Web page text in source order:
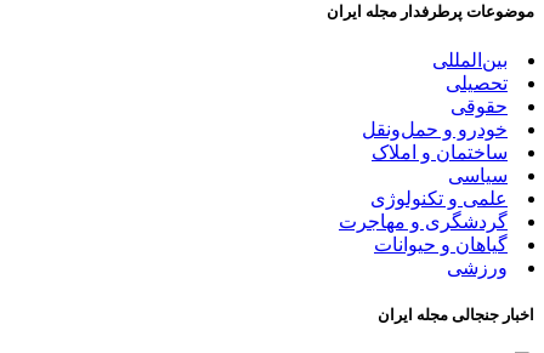
موضوعات پرطرفدار مجله ایران
بین‌المللی
تحصیلی
حقوقی
خودرو و حمل‌و‌نقل
ساختمان و املاک
سیاسی
علمی و تکنولوژی
گردشگری و مهاجرت
گیاهان و حیوانات
ورزشی
اخبار جنجالی مجله ایران